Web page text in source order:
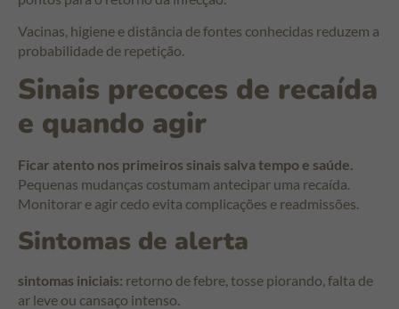
Vacinas, higiene e distância de fontes conhecidas reduzem a
probabilidade de repetição.
Sinais precoces de recaída
e quando agir
Ficar atento nos primeiros sinais salva tempo e saúde.
Pequenas mudanças costumam antecipar uma recaída.
Monitorar e agir cedo evita complicações e readmissões.
Sintomas de alerta
sintomas iniciais: retorno de febre, tosse piorando, falta de
ar leve ou cansaço intenso.